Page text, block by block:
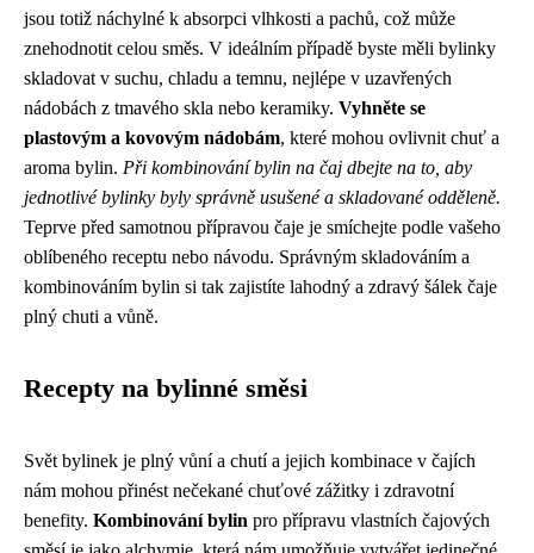
jsou totiž náchylné k absorpci vlhkosti a pachů, což může
znehodnotit celou směs. V ideálním případě byste měli bylinky
skladovat v suchu, chladu a temnu, nejlépe v uzavřených
nádobách z tmavého skla nebo keramiky. Vyhněte se
plastovým a kovovým nádobám, které mohou ovlivnit chuť a
aroma bylin. Při kombinování bylin na čaj dbejte na to, aby
jednotlivé bylinky byly správně usušené a skladované odděleně.
Teprve před samotnou přípravou čaje je smíchejte podle vašeho
oblíbeného receptu nebo návodu. Správným skladováním a
kombinováním bylin si tak zajistíte lahodný a zdravý šálek čaje
plný chuti a vůně.
Recepty na bylinné směsi
Svět bylinek je plný vůní a chutí a jejich kombinace v čajích
nám mohou přinést nečekané chuťové zážitky i zdravotní
benefity. Kombinování bylin pro přípravu vlastních čajových